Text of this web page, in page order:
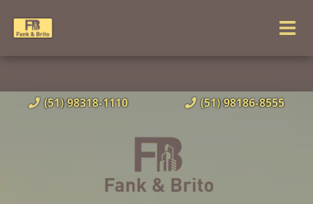
(51) 98318-1110 (51) 98186-8555